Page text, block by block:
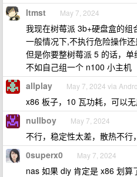
ltmst May 7, 2024
我现在树莓派 3b+硬盘盒的组
一般情况下,不执行危险操作
但是你要整树莓派 5 的话，
不如自己组一个 n100 小主机
allplay May 7, 2024 via
x86 板子，10 瓦功耗，可以
nullboy May 7, 2024
不行，稳定性太差，散热不行
0superx0 May 7, 2024
nas 如果 diy 肯定是 x86 划算